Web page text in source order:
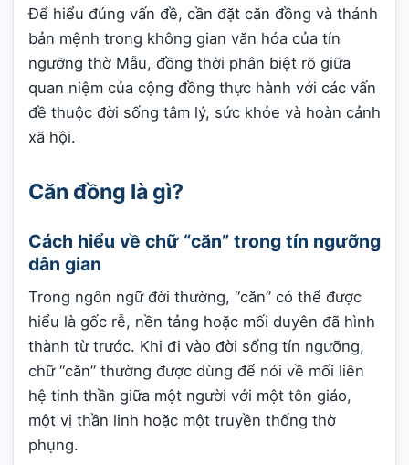
Để hiểu đúng vấn đề, cần đặt căn đồng và thánh
bản mệnh trong không gian văn hóa của tín
ngưỡng thờ Mẫu, đồng thời phân biệt rõ giữa
quan niệm của cộng đồng thực hành với các vấn
đề thuộc đời sống tâm lý, sức khỏe và hoàn cảnh
xã hội.
Căn đồng là gì?
Cách hiểu về chữ “căn” trong tín ngưỡng
dân gian
Trong ngôn ngữ đời thường, “căn” có thể được
hiểu là gốc rễ, nền tảng hoặc mối duyên đã hình
thành từ trước. Khi đi vào đời sống tín ngưỡng,
chữ “căn” thường được dùng để nói về mối liên
hệ tinh thần giữa một người với một tôn giáo,
một vị thần linh hoặc một truyền thống thờ
phụng.